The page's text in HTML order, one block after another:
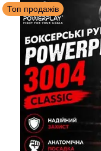
Топ продажів